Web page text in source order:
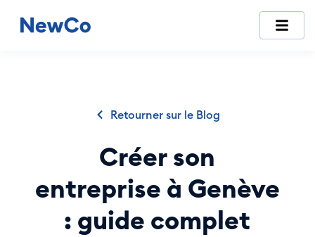
Retourner sur le Blog
Créer son
entreprise à Genève
: guide complet